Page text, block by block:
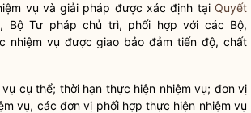
vụ và giải pháp được xác định tại Quyết
, Bộ Tư pháp chủ trì, phối hợp với các Bộ,
nhiệm vụ được giao bảo đảm tiến độ, chất
cụ thể; thời hạn thực hiện nhiệm vụ; đơn vị
vụ, các đơn vị phối hợp thực hiện nhiệm vụ